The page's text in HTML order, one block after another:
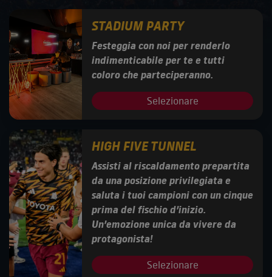
STADIUM PARTY
Festeggia con noi per renderlo
indimenticabile per te e tutti
coloro che parteciperanno.
Selezionare
HIGH FIVE TUNNEL
Assisti al riscaldamento prepartita
da una posizione privilegiata e
saluta i tuoi campioni con un cinque
prima del fischio d’inizio.
Un’emozione unica da vivere da
protagonista!
Selezionare